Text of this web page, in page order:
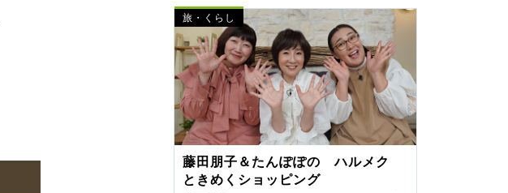
旅・くらし
藤田朋子＆たんぽぽの ハルメク
ときめくショッピング